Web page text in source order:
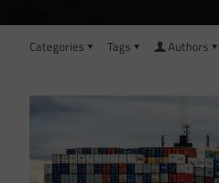
Categories Tags Authors